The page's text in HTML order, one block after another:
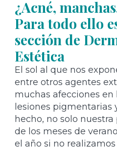
¿Acné,
Para todo ello
sección de
Estética
El sol al que nos
entre otros agentes
muchas afecciones en
lesiones pigmentarias
hecho, no solo
de los meses de
el año si no